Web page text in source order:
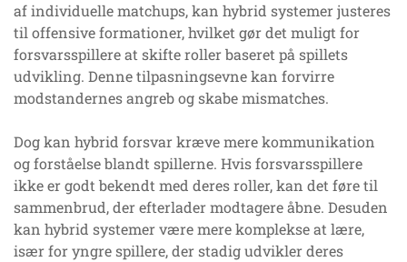
af individuelle matchups, kan hybrid systemer justeres
til offensive formationer, hvilket gør det muligt for
forsvarsspillere at skifte roller baseret på spillets
udvikling. Denne tilpasningsevne kan forvirre
modstandernes angreb og skabe mismatches.
Dog kan hybrid forsvar kræve mere kommunikation
og forståelse blandt spillerne. Hvis forsvarsspillere
ikke er godt bekendt med deres roller, kan det føre til
sammenbrud, der efterlader modtagere åbne. Desuden
kan hybrid systemer være mere komplekse at lære,
især for yngre spillere, der stadig udvikler deres